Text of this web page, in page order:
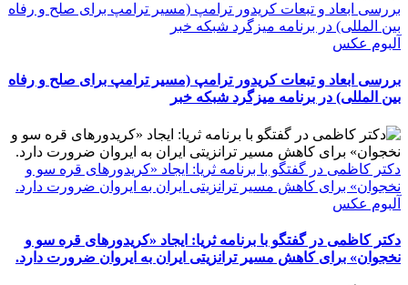
بررسی ابعاد و تبعات کریدور ترامپ (مسیر ترامپ برای صلح و رفاه
بین المللی) در برنامه میزگرد شبکه خبر
آلبوم عکس
بررسی ابعاد و تبعات کریدور ترامپ (مسیر ترامپ برای صلح و رفاه
بین المللی) در برنامه میزگرد شبکه خبر
دکتر کاظمی در گفتگو با برنامه ثریا: ایجاد «کریدورهای قره سو و
نخجوان» برای کاهش مسیر ترانزیتی ایران به ایروان ضرورت دارد.
آلبوم عکس
دکتر کاظمی در گفتگو با برنامه ثریا: ایجاد «کریدورهای قره سو و
نخجوان» برای کاهش مسیر ترانزیتی ایران به ایروان ضرورت دارد.